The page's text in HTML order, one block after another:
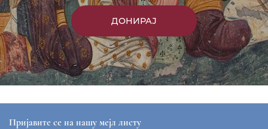
ДОНИРАЈ
Пријавите се на нашу мејл листу